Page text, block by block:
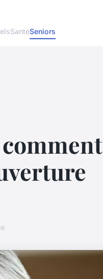
SantéSeniors